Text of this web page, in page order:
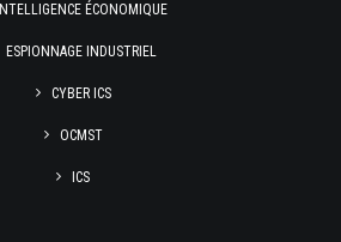
INTELLIGENCE ÉCONOMIQUE
ESPIONNAGE INDUSTRIEL
CYBER ICS
OCMST
ICS